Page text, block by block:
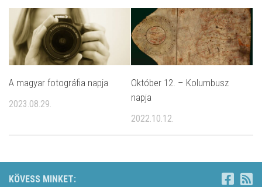
A magyar fotográfia napja
2023.08.29.
Október 12. – Kolumbusz
napja
2022.10.12.
KÖVESS MINKET: